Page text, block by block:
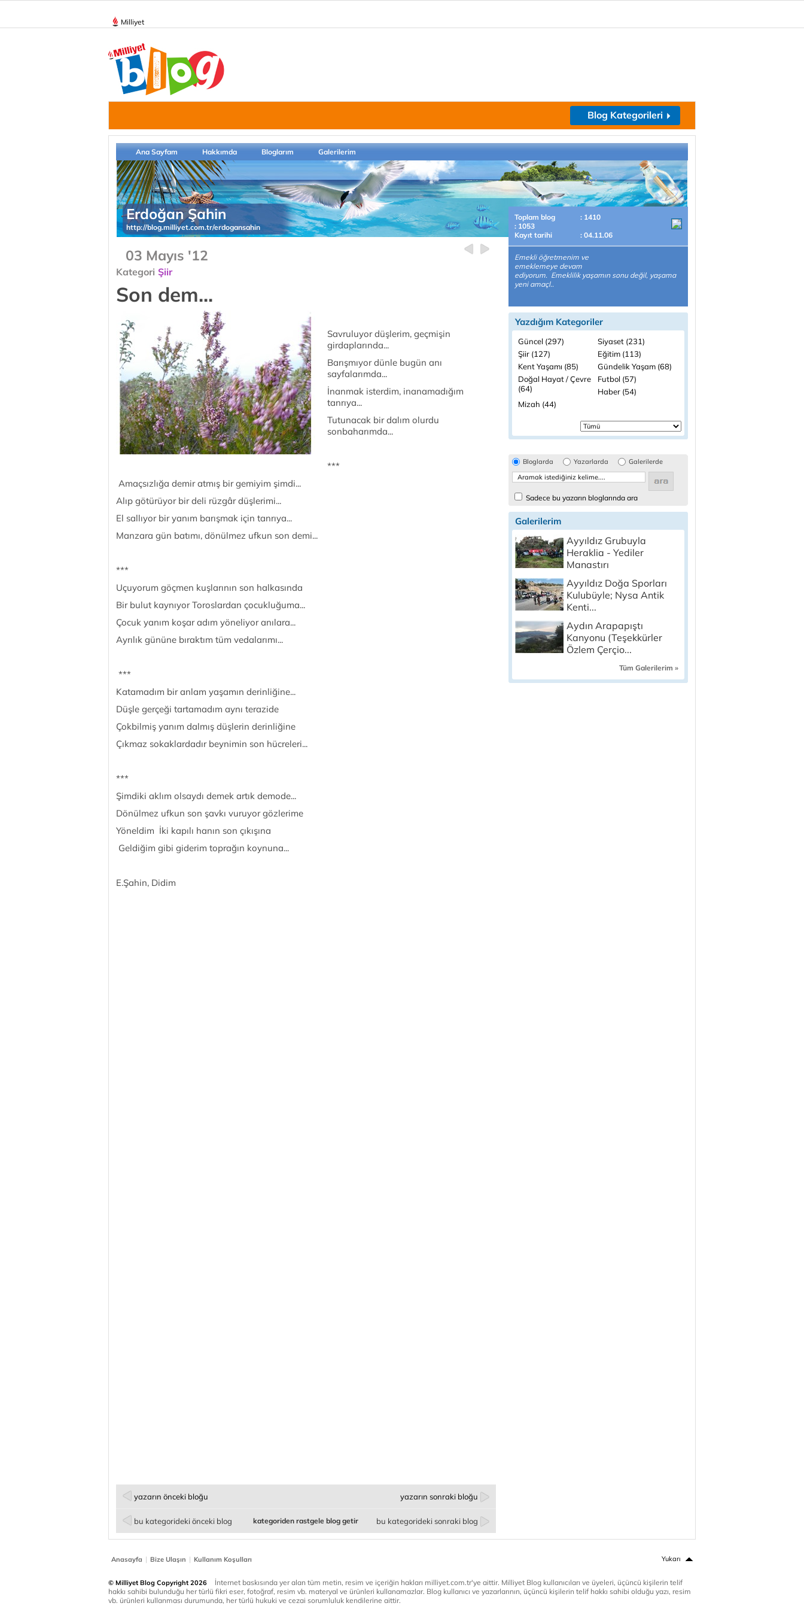
Milliyet
Blog Kategorileri
Ana Sayfam Hakkımda Bloglarım Galerilerim
Erdoğan Şahin
http://blog.milliyet.com.tr/erdogansahin
03 Mayıs '12
Kategori Şiir
Son dem...
Savruluyor düşlerim, geçmişin
girdaplarında...
Barışmıyor dünle bugün anı
sayfalarımda...
İnanmak isterdim, inanamadığım
tanrıya...
Tutunacak bir dalım olurdu
sonbaharımda...
***
Amaçsızlığa demir atmış bir gemiyim şimdi...
Alıp götürüyor bir deli rüzgâr düşlerimi...
El sallıyor bir yanım barışmak için tanrıya...
Manzara gün batımı, dönülmez ufkun son demi...
***
Uçuyorum göçmen kuşlarının son halkasında
Bir bulut kaynıyor Toroslardan çocukluğuma...
Çocuk yanım koşar adım yöneliyor anılara...
Ayrılık gününe bıraktım tüm vedalarımı...
***
Katamadım bir anlam yaşamın derinliğine...
Düşle gerçeği tartamadım aynı terazide
Çokbilmiş yanım dalmış düşlerin derinliğine
Çıkmaz sokaklardadır beynimin son hücreleri...
***
Şimdiki aklım olsaydı demek artık demode...
Dönülmez ufkun son şavkı vuruyor gözlerime
Yöneldim İki kapılı hanın son çıkışına
Geldiğim gibi giderim toprağın koynuna...
E.Şahin, Didim
yazarın önceki bloğu yazarın sonraki bloğu
bu kategorideki önceki blog bu kategorideki sonraki blog
kategoriden rastgele blog getir
Toplam blog
: 1410
: 1053
Kayıt tarihi
: 04.11.06
Emekli öğretmenim ve
emeklemeye devam
ediyorum. Emeklilik yaşamın sonu değil, yaşama
yeni amaçl..
Yazdığım Kategoriler
Güncel (297)
Siyaset (231)
Şiir (127)
Eğitim (113)
Kent Yaşamı (85)
Gündelik Yaşam (68)
Doğal Hayat / Çevre
(64)
Futbol (57)
Haber (54)
Mizah (44)
Bloglarda Yazarlarda Galerilerde
Sadece bu yazarın bloglarında ara
Galerilerim
Ayyıldız Grubuyla
Heraklia - Yediler
Manastırı
Ayyıldız Doğa Sporları
Kulubüyle; Nysa Antik
Kenti...
Aydın Arapapıştı
Kanyonu (Teşekkürler
Özlem Çerçio...
Tüm Galerilerim »
Anasayfa | Bize Ulaşın | Kullanım Koşulları Yukarı
© Milliyet Blog Copyright 2026
İnternet baskısında yer alan tüm metin, resim ve içeriğin hakları milliyet.com.tr'ye aittir. Milliyet Blog kullanıcıları ve üyeleri, üçüncü kişilerin telif
hakkı sahibi bulunduğu her türlü fikri eser, fotoğraf, resim vb. materyal ve ürünleri kullanamazlar. Blog kullanıcı ve yazarlarının, üçüncü kişilerin telif hakkı sahibi olduğu yazı, resim
vb. ürünleri kullanması durumunda, her türlü hukuki ve cezai sorumluluk kendilerine aittir.